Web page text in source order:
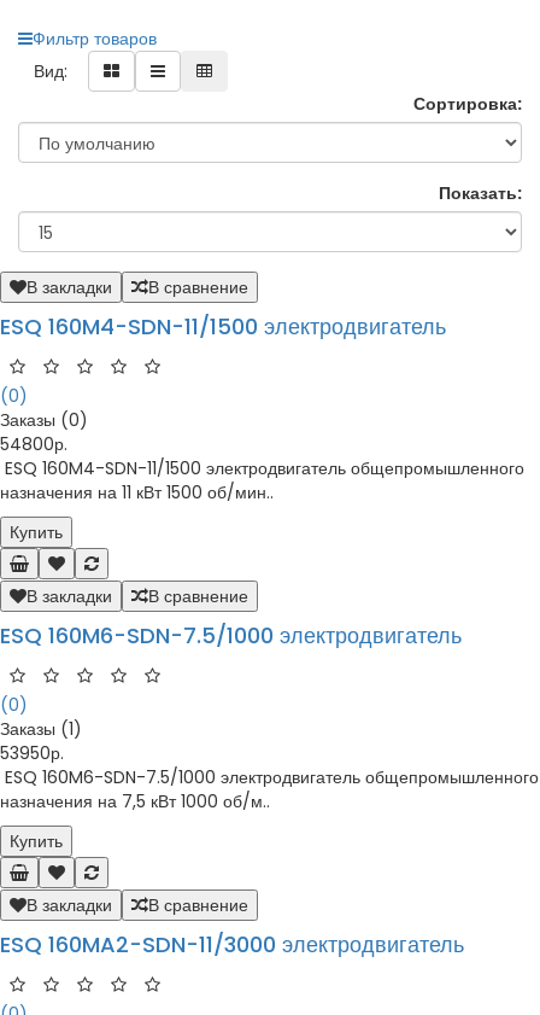
Фильтр товаров
Вид:
Сортировка:
Показать:
В закладки В сравнение
ESQ 160M4-SDN-11/1500 электродвигатель
(0)
Заказы (0)
54800р.
ESQ 160M4-SDN-11/1500 электродвигатель общепромышленного
назначения на 11 кВт 1500 об/мин..
Купить
В закладки В сравнение
ESQ 160M6-SDN-7.5/1000 электродвигатель
(0)
Заказы (1)
53950р.
ESQ 160M6-SDN-7.5/1000 электродвигатель общепромышленного
назначения на 7,5 кВт 1000 об/м..
Купить
В закладки В сравнение
ESQ 160MA2-SDN-11/3000 электродвигатель